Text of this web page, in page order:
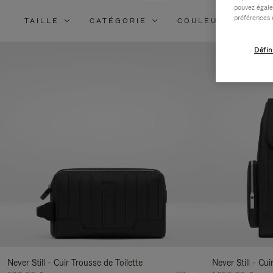
TAILLE CATÉGORIE COULEUR
Never Still - Cuir Trousse de Toilette
Never Still -
pouvez
préférences